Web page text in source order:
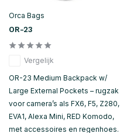
Orca Bags
OR-23
Vergelijk
OR-23 Medium Backpack w/
Large External Pockets – rugzak
voor camera’s als FX6, F5, Z280,
EVA1, Alexa Mini, RED Komodo,
met accessoires en regenhoes.